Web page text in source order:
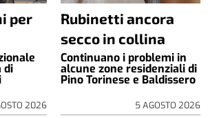
per
di
2026
Rubinetti ancora
secco in collina
Continuano i problemi in
alcune zone residenziali di
Pino Torinese e Baldissero
5 AGOSTO 2026